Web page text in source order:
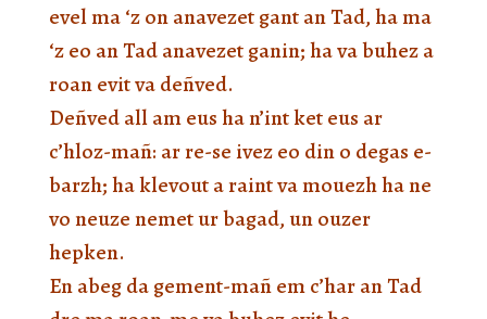
evel ma ‘z on anavezet gant an Tad, ha ma
‘z eo an Tad anavezet ganin; ha va buhez a
roan evit va deñved.
Deñved all am eus ha n’int ket eus ar
c’hloz-mañ: ar re-se ivez eo din o degas e-
barzh; ha klevout a raint va mouezh ha ne
vo neuze nemet ur bagad, un ouzer
hepken.
En abeg da gement-mañ em c’har an Tad